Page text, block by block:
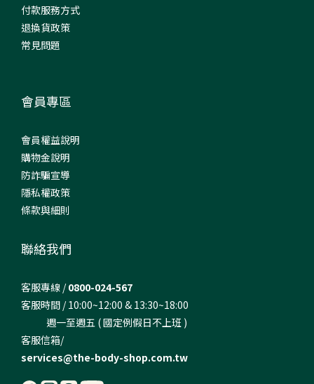
付款服務方式
退換貨政策
常見問題
會員專區
會員權益說明
購物金說明
防詐騙宣導
隱私權政策
條款與細則
聯絡我們
客服專線 /0800-024-567
客服時間 / 10:00~12:00 & 13:30~18:00
週一至週五 ( 國定例假日不上班 )
客服信箱/
services@the-body-shop.com.tw